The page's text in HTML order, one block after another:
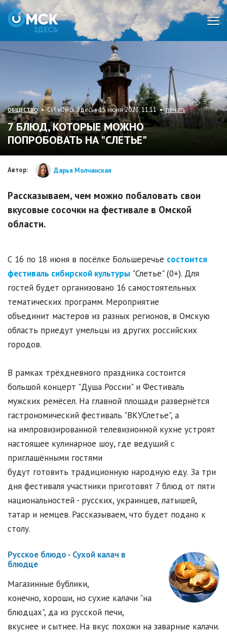
ОБЩЕСТВО• СИ «Омск Здесь» 15 июня 2023, 11:11 •печать
7 БЛЮД, КОТОРЫЕ МОЖНО
ПОПРОБОВАТЬ НА "СЛЕТЬЕ"
Автор: Дарья Молчанская
Рассказываем, чем можно побаловать свои
вкусовые сосочки на фестивале в Омской
области.
С 16 по 18 июня в посёлке Большеречье состоится
фестиваль сибирской культуры "Слетье" (0+). Для
гостей будет организовано 16 самостоятельных
тематических программ. Мероприятие
объединит мастеров из разных регионов, в Омскую
область приедут умельцы из других российских
городов.
В рамках трёхдневного праздника состоится
большой концерт "Душа России" и Фестиваль
мужских ремёсел. На главной площади развернётся
гастрономический фестиваль "ВКУСлетье", а
на импровизированной телевизионной кухне устроят
настоящее кулинарное шоу, где ведущий с
приглашёнными гостями
будут готовить традиционную народную еду. За три
дня фестиваля участники приготовят 7 блюд от пяти
национальностей - русских, украинцев, латышей,
татар и немцев. Рассказываем, что будет подано к
столу.
Русское блюдо - Сухой калач в
блюдце
Магазинные бублики,
конечно, хороши, но сухие калачи "на
блюдцах", да из русской печи,
вкуснее и сытнее. На вкус похожи на заварные калачи.